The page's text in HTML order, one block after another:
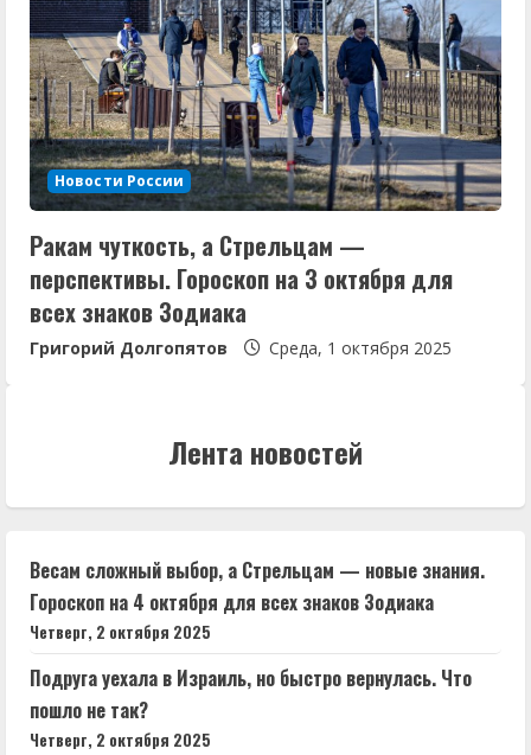
Новости России
Ракам чуткость, а Стрельцам —
перспективы. Гороскоп на 3 октября для
всех знаков Зодиака
Григорий Долгопятов Среда, 1 октября 2025
Лента новостей
Весам сложный выбор, а Стрельцам — новые знания.
Гороскоп на 4 октября для всех знаков Зодиака
Четверг, 2 октября 2025
Подруга уехала в Израиль, но быстро вернулась. Что
пошло не так?
Четверг, 2 октября 2025